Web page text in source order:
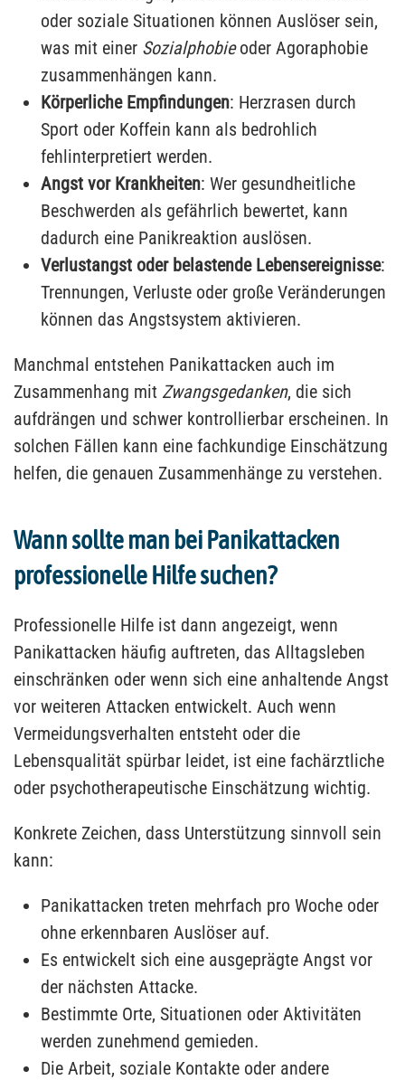
oder soziale Situationen können Auslöser sein,
was mit einer Sozialphobieoder Agoraphobie
zusammenhängen kann.
Körperliche Empfindungen: Herzrasen durch
Sport oder Koffein kann als bedrohlich
fehlinterpretiert werden.
Angst vor Krankheiten: Wer gesundheitliche
Beschwerden als gefährlich bewertet, kann
dadurch eine Panikreaktion auslösen.
Verlustangst oder belastende Lebensereignisse:
Trennungen, Verluste oder große Veränderungen
können das Angstsystem aktivieren.
Manchmal entstehen Panikattacken auch im
Zusammenhang mit Zwangsgedanken, die sich
aufdrängen und schwer kontrollierbar erscheinen. In
solchen Fällen kann eine fachkundige Einschätzung
helfen, die genauen Zusammenhänge zu verstehen.
Wann sollte man bei Panikattacken
professionelle Hilfe suchen?
Professionelle Hilfe ist dann angezeigt, wenn
Panikattacken häufig auftreten, das Alltagsleben
einschränken oder wenn sich eine anhaltende Angst
vor weiteren Attacken entwickelt. Auch wenn
Vermeidungsverhalten entsteht oder die
Lebensqualität spürbar leidet, ist eine fachärztliche
oder psychotherapeutische Einschätzung wichtig.
Konkrete Zeichen, dass Unterstützung sinnvoll sein
kann:
Panikattacken treten mehrfach pro Woche oder
ohne erkennbaren Auslöser auf.
Es entwickelt sich eine ausgeprägte Angst vor
der nächsten Attacke.
Bestimmte Orte, Situationen oder Aktivitäten
werden zunehmend gemieden.
Die Arbeit, soziale Kontakte oder andere